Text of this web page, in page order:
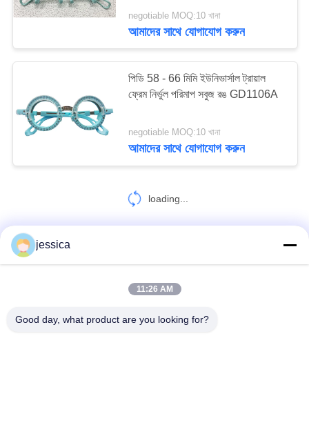
negotiable MOQ:10 খানা
আমাদের সাথে যোগাযোগ করুন
পিডি 58 - 66 মিমি ইউনিভার্সাল ট্রায়াল
ফ্রেম নির্ভুল পরিমাপ সবুজ রঙ GD1106A
negotiable MOQ:10 খানা
আমাদের সাথে যোগাযোগ করুন
loading...
jessica
11:26 AM
Good day, what product are you looking for?